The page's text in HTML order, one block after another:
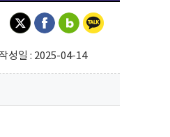
성일 : 2025-04-14